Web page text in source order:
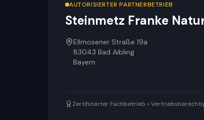
AUTORISIERTER PARTNERBETRIEB
Steinmetz Franke
Ellmosener Straße 19a
83043 Bad Aibling
Bayern
Zertifizierter Fachbetrieb •